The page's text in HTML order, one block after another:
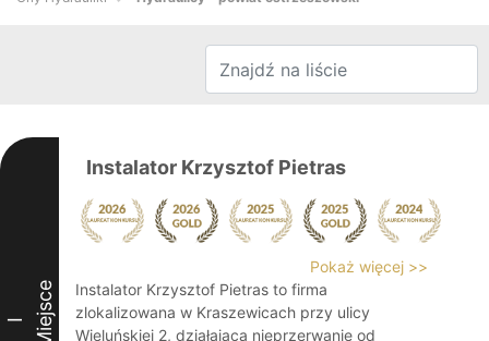
I Miejsce
Instalator Krzysztof Pietras
Pokaż więcej >>
Instalator Krzysztof Pietras to firma
zlokalizowana w Kraszewicach przy ulicy
Wieluńskiej 2, działająca nieprzerwanie od